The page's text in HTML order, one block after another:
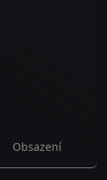
Obsazení